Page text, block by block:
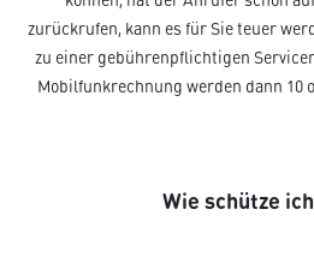
zurückrufen, kann es für Sie teuer
zu einer gebührenpflichtigen
Mobilfunkrechnung werden dann 10
Wie schütze